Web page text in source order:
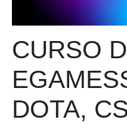
CURSO
DOTA,